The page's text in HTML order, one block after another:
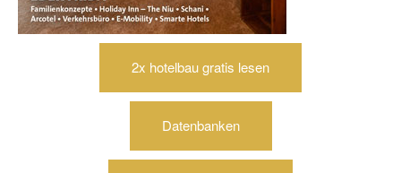
2x hotelbau gratis lesen
Datenbanken